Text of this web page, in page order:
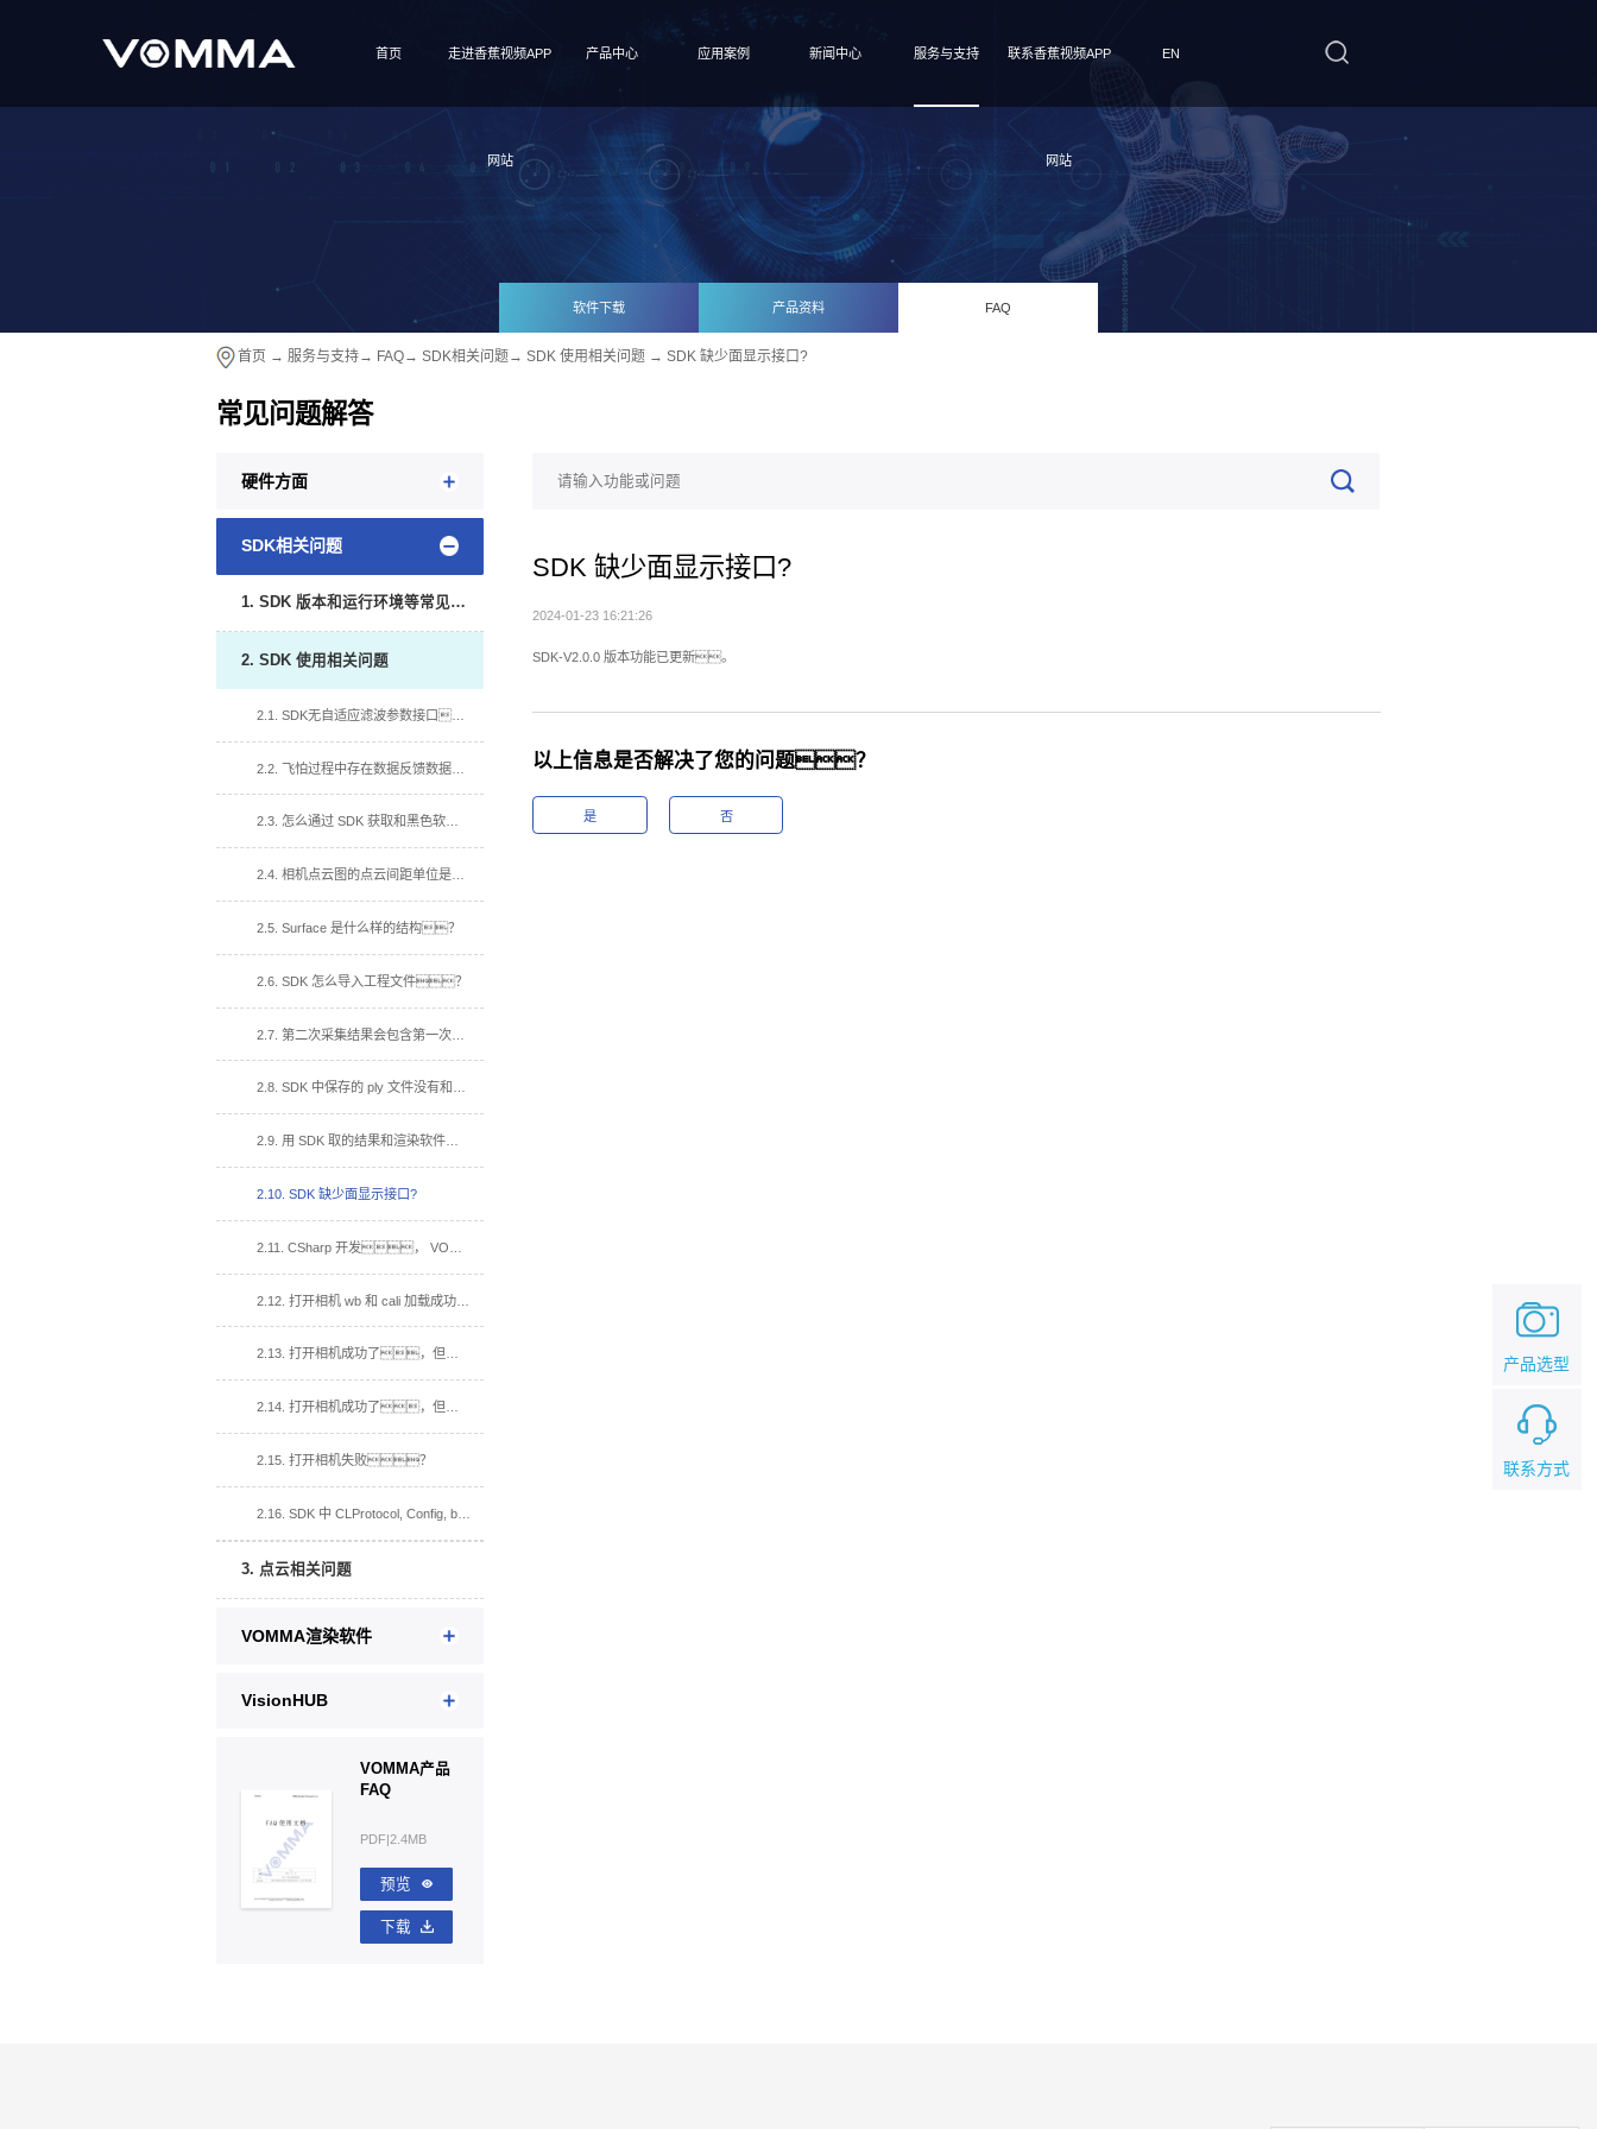
首页 走进香蕉视频APP
网站
产品中心 应用案例 新闻中心 服务与支持 联系香蕉视频APP
网站
EN
软件下载 产品资料 FAQ
首页 → 服务与支持→ FAQ→ SDK相关问题 → SDK 使用相关问题 → SDK 缺少面显示接口?
常见问题解答
硬件方面
SDK相关问题
1. SDK 版本和运行环境等常见问题
2. SDK 使用相关问题
2.1. SDK无自适应滤波参数接口？
2.2. 飞怕过程中存在数据反馈数据慢,达不到介绍帧率?
2.3. 怎么通过 SDK 获取和黑色软件一样的彩色深度图？
2.4. 相机点云图的点云间距单位是什么？
2.5. Surface 是什么样的结构？
2.6. SDK 怎么导入工程文件？
2.7. 第二次采集结果会包含第一次的信息?
2.8. SDK 中保存的 ply 文件没有和渲染软件带颜色一样的点云？
2.9. 用 SDK 取的结果和渲染软件取的结果效果不一样？
2.10. SDK 缺少面显示接口?
2.12. 打开相机 wb 和 cali 加载成功，打开视频流回调函数没有被调用？
2.13. 打开相机成功了，但加载 cali 失败
2.15. 打开相机失败？
2.16. SDK 中 CLProtocol, Config, bin 文件夹, 在我的工程中的用法？
3. 点云相关问题
VOMMA渲染软件
VisionHUB
VOMMA产品
FAQ
PDF|2.4MB
预览
下载
SDK 缺少面显示接口?
2024-01-23 16:21:26
SDK-V2.0.0 版本功能已更新。
以上信息是否解决了您的问题？
是 否
联系方式
产品选型